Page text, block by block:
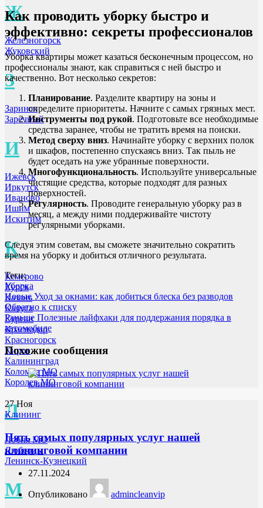
Ж
Железногорск
Жуковский
З
Заринск
Заречный
И
Ижевск
Иркутск
Иваново
Ишим
Искитим
К
Кемерово
Курск
Казань
Калуга
Курган
Краснодар
Красногорск
Киров
Калининград
Коломна МО
Королев МО
Л
Лобня МО
Люберцы
Ленинск-Кузнецкий
М
Как проводить уборку быстро и
эффективно: секреты профессионалов
Уборка квартиры может казаться бесконечным процессом, но
профессионалы знают, как справиться с ней быстро и
качественно. Вот несколько секретов:
Планирование. Разделите квартиру на зоны и
определите приоритеты. Начните с самых грязных мест.
Инструменты под рукой. Подготовьте все необходимые
средства заранее, чтобы не тратить время на поиски.
Метод сверху вниз. Начинайте уборку с верхних полок
и шкафов, постепенно спускаясь вниз. Так пыль не
будет оседать на уже убранные поверхности.
Многофункциональность. Используйте универсальные
чистящие средства, которые подходят для разных
поверхностей.
Регулярность. Проводите генеральную уборку раз в
месяц, а между ними поддерживайте чистоту
регулярными уборками.
Следуя этим советам, вы сможете значительно сократить
время на уборку и добиться отличного результата.
Теги:
Уборка
Новые Уход за окнами: как добиться блеска без разводов
Обратно к списку
Раньше Полезные лайфхаки для поддержания порядка в
автомобиле
Похожие сообщения
27Ноя
Клининг
Пять самых популярных услуг нашей
клининговой компании
27.11.2024
Опубликовано
admincleanvip